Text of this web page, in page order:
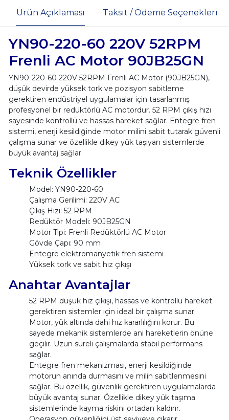
Ürün Açıklaması Taksit / Ödeme Seçenekleri
YN90-220-60 220V 52RPM
Frenli AC Motor 90JB25GN
YN90-220-60 220V 52RPM Frenli AC Motor (90JB25GN),
düşük devirde yüksek tork ve pozisyon sabitleme
gerektiren endüstriyel uygulamalar için tasarlanmış
profesyonel bir redüktörlü AC motordur. 52 RPM çıkış hızı
sayesinde kontrollü ve hassas hareket sağlar. Entegre fren
sistemi, enerji kesildiğinde motor milini sabit tutarak güvenli
çalışma sunar ve özellikle dikey yük taşıyan sistemlerde
büyük avantaj sağlar.
Teknik Özellikler
Model: YN90-220-60
Çalışma Gerilimi: 220V AC
Çıkış Hızı: 52 RPM
Redüktör Modeli: 90JB25GN
Motor Tipi: Frenli Redüktörlü AC Motor
Gövde Çapı: 90 mm
Entegre elektromanyetik fren sistemi
Yüksek tork ve sabit hız çıkışı
Anahtar Avantajlar
52 RPM düşük hız çıkışı, hassas ve kontrollü hareket
gerektiren sistemler için ideal bir çalışma sunar.
Motor, yük altında dahi hız kararlılığını korur. Bu
sayede mekanik sistemlerde ani hareketlerin önüne
geçilir. Uzun süreli çalışmalarda stabil performans
sağlar.
Entegre fren mekanizması, enerji kesildiğinde
motorun anında durmasını ve milin sabitlenmesini
sağlar. Bu özellik, güvenlik gerektiren uygulamalarda
büyük avantaj sunar. Özellikle dikey yük taşıma
sistemlerinde kayma riskini ortadan kaldırır.